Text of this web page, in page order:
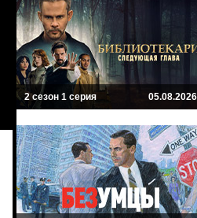
2 сезон 1 серия 05.08.2026